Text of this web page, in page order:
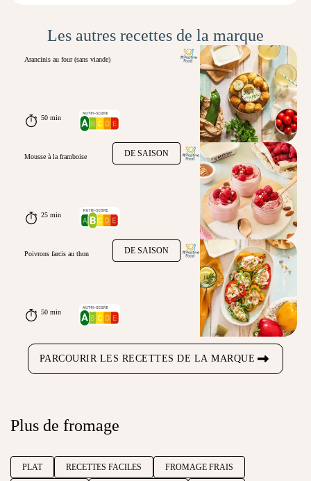
Les autres recettes de la marque
Arancinis au four (sans viande)
50 min
DE SAISON
Mousse à la framboise
25 min
DE SAISON
Poivrons farcis au thon
50 min
PARCOURIR LES RECETTES DE LA MARQUE
Plus de fromage
PLAT RECETTES FACILES FROMAGE FRAIS